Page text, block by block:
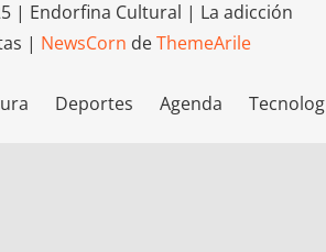
| Endorfina Cultural | La adicción
| NewsCorn deThemeArile
Deportes Agenda